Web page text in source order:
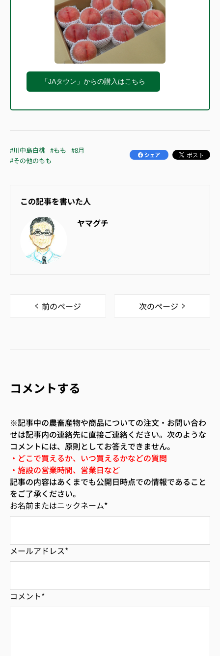
「JAタウン」からの購入はこちら
#川中島白桃 #もも #8月
#その他のもも
この記事を書いた人
ヤマグチ
前のページ 次のページ
コメントする
※記事中の農畜産物や商品についての注文・お問い合わ
せは記事内の連絡先に直接ご連絡ください。次のような
コメントには、原則としてお答えできません。
・どこで買えるか、いつ買えるかなどの質問
・施設の営業時間、営業日など
記事の内容はあくまでも公開日時点での情報であること
をご了承ください。
お名前またはニックネーム*
メールアドレス*
コメント*